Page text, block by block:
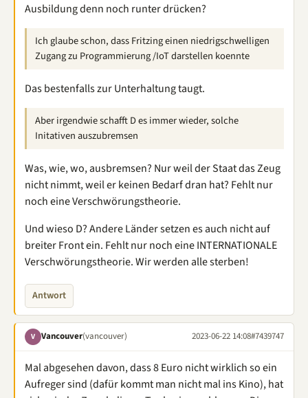
Ausbildung denn noch runter drücken?
Ich glaube schon, dass Fritzing einen niedrigschwelligen
Zugang zu Programmierung /IoT darstellen koennte
Das bestenfalls zur Unterhaltung taugt.
Aber irgendwie schafft D es immer wieder, solche
Initativen auszubremsen
Was, wie, wo, ausbremsen? Nur weil der Staat das Zeug
nicht nimmt, weil er keinen Bedarf dran hat? Fehlt nur
noch eine Verschwörungstheorie.
Und wieso D? Andere Länder setzen es auch nicht auf
breiter Front ein. Fehlt nur noch eine INTERNATIONALE
Verschwörungstheorie. Wir werden alle sterben!
Antwort
V Vancouver(vancouver) 2023-06-22 14:08#7439747
Mal abgesehen davon, dass 8 Euro nicht wirklich so ein
Aufreger sind (dafür kommt man nicht mal ins Kino), hat